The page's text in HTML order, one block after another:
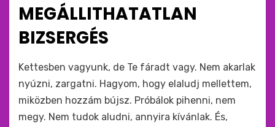
MEGÁLLITHATATLAN
BIZSERGÉS
by monkey
Kettesben vagyunk, de Te fáradt vagy. Nem akarlak
nyúzni, zargatni. Hagyom, hogy elaludj mellettem,
miközben hozzám bújsz. Próbálok pihenni, nem
megy. Nem tudok aludni, annyira kívánlak. És,